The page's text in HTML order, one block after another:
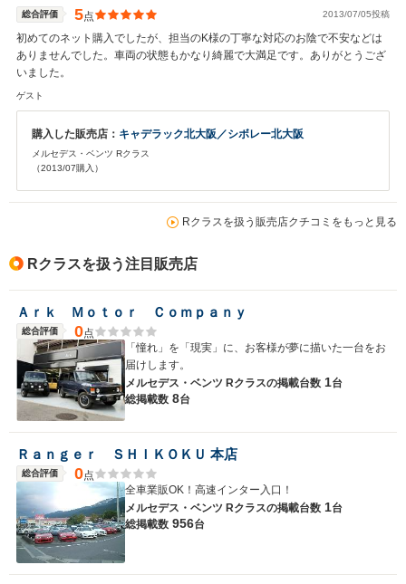
総合評価 5点 2013/07/05投稿
初めてのネット購入でしたが、担当のK様の丁寧な対応のお陰で不安などは
ありませんでした。車両の状態もかなり綺麗で大満足です。ありがとうござ
いました。
ゲスト
購入した販売店： キャデラック北大阪／シボレー北大阪
メルセデス・ベンツ Rクラス
（2013/07購入）
Rクラスを扱う販売店クチコミをもっと見る
Rクラスを扱う注目販売店
Ａｒｋ Ｍｏｔｏｒ Ｃｏｍｐａｎｙ
総合評価 0点
「憧れ」を「現実」に、お客様が夢に描いた一台をお
届けします。
メルセデス・ベンツ Rクラスの掲載台数 1台
総掲載数 8台
Ｒａｎｇｅｒ ＳＨＩＫＯＫＵ 本店
総合評価 0点
全車業販OK！高速インター入口！
メルセデス・ベンツ Rクラスの掲載台数 1台
総掲載数 956台